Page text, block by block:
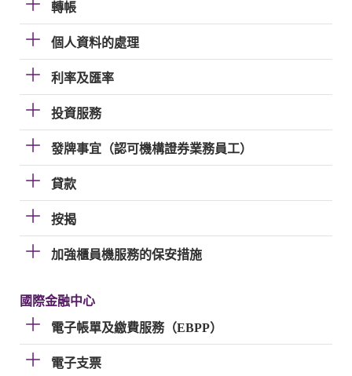
轉帳
個人資料的處理
利率及匯率
投資服務
發牌事宜（認可機構證券業務員工）
貸款
按揭
加強櫃員機服務的保安措施
國際金融中心
電子帳單及繳費服務（EBPP）
電子支票